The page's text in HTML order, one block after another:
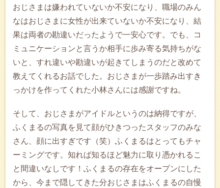
おじさまは嫌われていないか不安になり、職場のみん
なはおじさまに女性が出来ていないか不安になり、結
果は両者の勘違いだったようで一安心です。でも、コ
ミュニケーションと言うか相手に歩み寄る気持ちがな
いと、すれ違いや勘違いが起きてしまうのだと改めて
教えてくれるお話でした。おじさまが一歩踏み出すき
っかけを作ってくれた小林さんには感謝ですね。
そして、おじさまがアイドルというのは納得ですが、
ふくまるの写真を見て顔がひきつったスタッフのみな
さん、顔に出すぎです（笑）ふくまるはとってもチャ
ーミングです。知れば知るほど魅力に取り憑かれるこ
と間違いなしです！ふくまるの存在をオープンにした
から、今まで隠してきた分おじさまはふくまるの自慢